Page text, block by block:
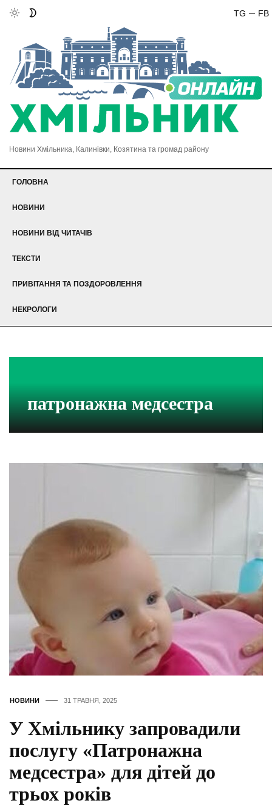
FB
TG
Новини Хмільника, Калинівки, Козятина та громад району
ГОЛОВНА
НОВИНИ
НОВИНИ ВІД ЧИТАЧІВ
ТЕКСТИ
ПРИВІТАННЯ ТА ПОЗДОРОВЛЕННЯ
НЕКРОЛОГИ
патронажна медсестра
НОВИНИ 31 ТРАВНЯ, 2025
У Хмільнику запровадили
послугу «Патронажна
медсестра» для дітей до
трьох років